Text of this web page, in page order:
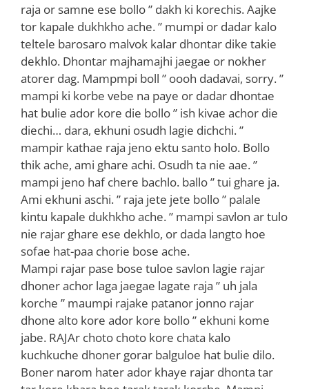
raja or samne ese bollo ” dakh ki korechis. Aajke
tor kapale dukhkho ache. ” mumpi or dadar kalo
teltele barosaro malvok kalar dhontar dike takie
dekhlo. Dhontar majhamajhi jaegae or nokher
atorer dag. Mampmpi boll ” oooh dadavai, sorry. ”
mampi ki korbe vebe na paye or dadar dhontae
hat bulie ador kore die bollo ” ish kivae achor die
diechi… dara, ekhuni osudh lagie dichchi. ”
mampir kathae raja jeno ektu santo holo. Bollo
thik ache, ami ghare achi. Osudh ta nie aae. ”
mampi jeno haf chere bachlo. ballo ” tui ghare ja.
Ami ekhuni aschi. ” raja jete jete bollo ” palale
kintu kapale dukhkho ache. ” mampi savlon ar tulo
nie rajar ghare ese dekhlo, or dada langto hoe
sofae hat-paa chorie bose ache.
Mampi rajar pase bose tuloe savlon lagie rajar
dhoner achor laga jaegae lagate raja ” uh jala
korche ” maumpi rajake patanor jonno rajar
dhone alto kore ador kore bollo ” ekhuni kome
jabe. RAJAr choto choto kore chata kalo
kuchkuche dhoner gorar balguloe hat bulie dilo.
Boner narom hater ador khaye rajar dhonta tar